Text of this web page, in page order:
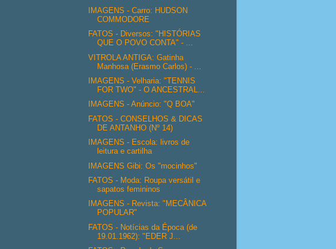
IMAGENS - Carro: HUDSON
COMMODORE
FATOS - Diversos: "HISTÓRIAS
QUE O POVO CONTA" - ...
VITROLA ANTIGA: Gatinha
Manhosa (Erasmo Carlos) - ...
IMAGENS - Velharia: "TENNIS
FOR TWO" - O ANCESTRAL...
IMAGENS - Anúncio: "Q BOA"
FATOS - CONSELHOS & DICAS
DE ANTANHO (Nº 14)
IMAGENS - Escola: livros de
leitura e cartilha
IMAGENS Gibi: Os "mocinhos"
FATOS - Moda: Roupa versátil e
sapatos femininos
IMAGENS - Revista: "MECÂNICA
POPULAR"
FATOS - Notícias da Época (de
19.01.1962): "EDER J...